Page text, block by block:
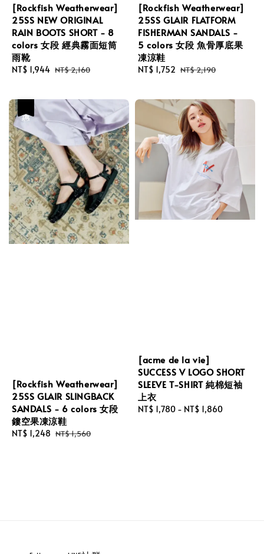
[Rockfish Weatherwear]
25SS NEW ORIGINAL
RAIN BOOTS SHORT - 8
colors 女段 經典霧面短筒
雨靴
Sale
NT$ 1,944 Regular
NT$ 2,160
[Rockfish Weatherwear]
25SS GLAIR FLATFORM
FISHERMAN SANDALS -
5 colors 女段 魚骨厚底果
凍涼鞋
Sale
NT$ 1,752 Regular
NT$ 2,190
[Rockfish Weatherwear]
25SS GLAIR SLINGBACK
SANDALS - 6 colors 女段
鏤空果凍涼鞋
Sale
NT$ 1,248 Regular
NT$ 1,560
[acme de la vie]
SUCCESS V LOGO SHORT
SLEEVE T-SHIRT 純棉短袖
上衣
Regular
NT$ 1,780 - NT$ 1,860